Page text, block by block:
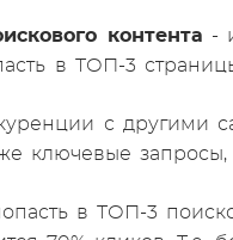
контента -
в ТОП-3
с другими
ключевые
в ТОП-3